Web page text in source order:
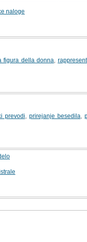
naloge
figura della donna
prevodi prirejanje besedila